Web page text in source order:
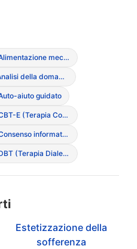
Alimentazione meccanica
Analisi della domanda
aiuto guidato
CBT-E (Terapia Cognitivo Comportamentale Migliorata)
Consenso informato (particolarit? nei minori)
DBT (Terapia Dialettico Comportamentale)
Estetizzazione della
sofferenza